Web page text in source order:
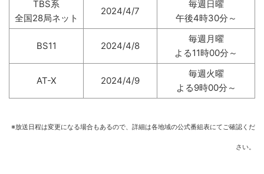
TBS系
全国28局ネット
2024/4/7
毎週日曜
午後4時30分～
BS11 2024/4/8
毎週月曜
よる11時00分～
AT-X 2024/4/9
毎週火曜
よる9時00分～
※放送日程は変更になる場合もあるので、詳細は各地域の公式番組表にてご確認くだ
さい。